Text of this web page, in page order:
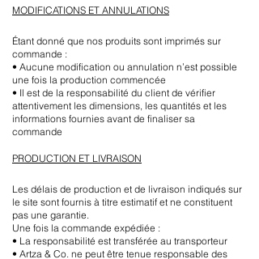
MODIFICATIONS ET ANNULATIONS
Étant donné que nos produits sont imprimés sur
commande :
• Aucune modification ou annulation n’est possible
une fois la production commencée
• Il est de la responsabilité du client de vérifier
attentivement les dimensions, les quantités et les
informations fournies avant de finaliser sa
commande
PRODUCTION ET LIVRAISON
Les délais de production et de livraison indiqués sur
le site sont fournis à titre estimatif et ne constituent
pas une garantie.
Une fois la commande expédiée :
• La responsabilité est transférée au transporteur
• Artza & Co. ne peut être tenue responsable des